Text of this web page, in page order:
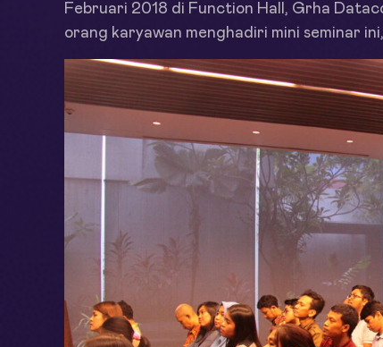
Februari 2018 di Function Hall, Grha
orang karyawan menghadiri mini seminar